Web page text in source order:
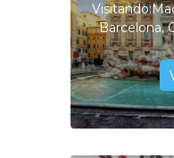
Barcelona,